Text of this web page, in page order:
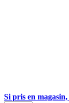
Si pris en magasin,